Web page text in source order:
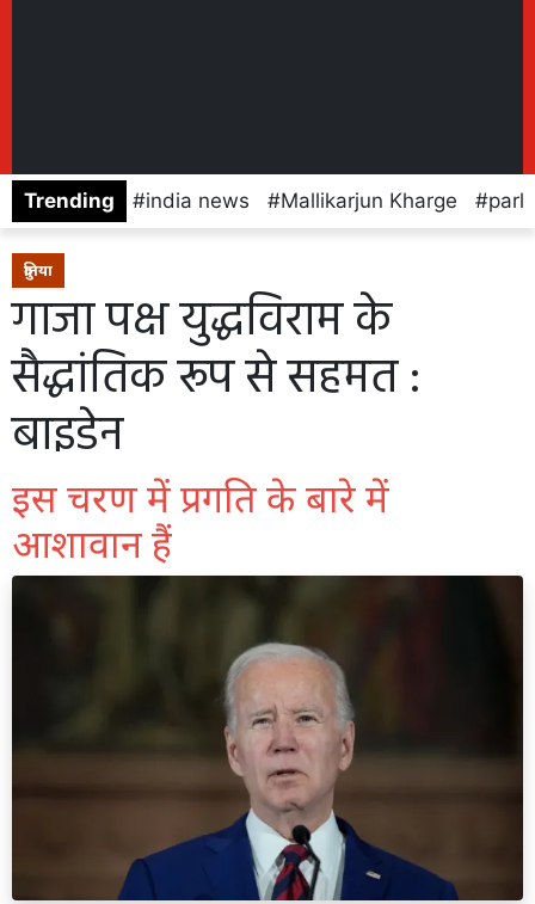
Trending india news Mallikarjun Kharge
दुनिया
गाजा पक्ष युद्धविराम के
सैद्धांतिक रूप से सहमत :
बाइडेन
इस चरण में प्रगति के बारे में
आशावान हैं